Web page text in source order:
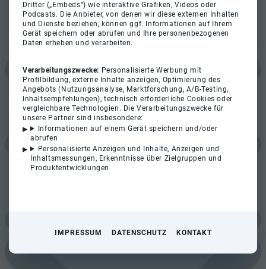
Dritter („Embeds“) wie interaktive Grafiken, Videos oder
Podcasts. Die Anbieter, von denen wir diese externen Inhalten
und Dienste beziehen, können ggf. Informationen auf Ihrem
Gerät speichern oder abrufen und Ihre personenbezogenen
Daten erheben und verarbeiten.
Verarbeitungszwecke: Personalisierte Werbung mit
Profilbildung, externe Inhalte anzeigen, Optimierung des
Angebots (Nutzungsanalyse, Marktforschung, A/B-Testing,
Inhaltsempfehlungen), technisch erforderliche Cookies oder
vergleichbare Technologien. Die Verarbeitungszwecke für
unsere Partner sind insbesondere:
Informationen auf einem Gerät speichern und/oder
abrufen
Personalisierte Anzeigen und Inhalte, Anzeigen und
Inhaltsmessungen, Erkenntnisse über Zielgruppen und
Produktentwicklungen
IMPRESSUM DATENSCHUTZ KONTAKT